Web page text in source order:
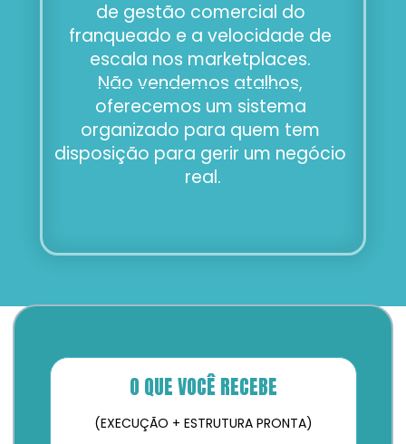
de gestão comercial do
franqueado e a velocidade de
escala nos marketplaces.
Não vendemos atalhos,
oferecemos um sistema
organizado para quem tem
disposição para gerir um negócio
real.
O QUE VOCÊ RECEBE
(EXECUÇÃO + ESTRUTURA PRONTA)